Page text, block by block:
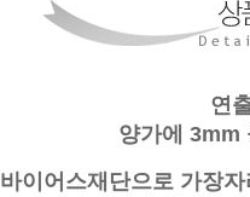
연
양가에 3mm
바이어스재단으로 가장